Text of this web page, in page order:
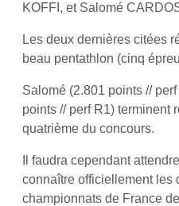
KOFFI, et Salomé
Les deux dernières citées
beau pentathlon (cinq
Salomé (2.801 points //
points // perf R1) terminent
quatrième du concours.
Il faudra cependant
connaître officiellement les
championnats de France